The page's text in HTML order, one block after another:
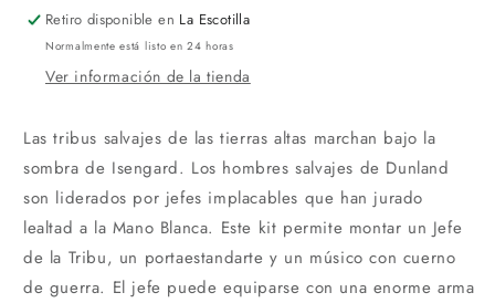
Retiro disponible en La Escotilla
Normalmente está listo en 24 horas
Ver información de la tienda
Las tribus salvajes de las tierras altas marchan bajo la
sombra de Isengard. Los hombres salvajes de Dunland
son liderados por jefes implacables que han jurado
lealtad a la Mano Blanca. Este kit permite montar un Jefe
de la Tribu, un portaestandarte y un músico con cuerno
de guerra. El jefe puede equiparse con una enorme arma